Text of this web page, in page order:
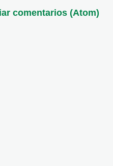
comentarios (Atom)